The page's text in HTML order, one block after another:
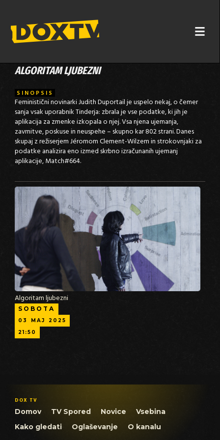
ALGORITAM LJUBEZNI
SINOPSIS
Feministični novinarki Judith Duportail je uspelo nekaj, o čemer
sanja vsak uporabnik Tinderja: zbrala je vse podatke, ki jih je
aplikacija za zmenke izkopala o njej. Vsa njena ujemanja,
zavrnitve, poskuse in neuspehe – skupno kar 802 strani. Danes
skupaj z režiserjem Jéromom Clement-Wilzem in strokovnjaki za
podatke analizira eno izmed skrbno izračunanih ujemanj
aplikacije, Match#664.
Algoritam ljubezni
SOBOTA
03 MAJ
2025
21:50
DOX TV
Domov TV Spored Novice
Vsebina
Kako gledati
Oglaševanje O kanalu